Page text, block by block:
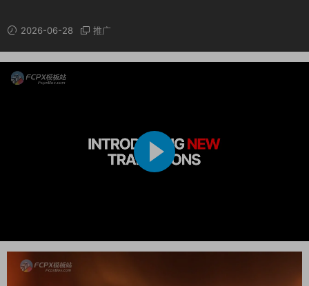
2026-06-28 推广